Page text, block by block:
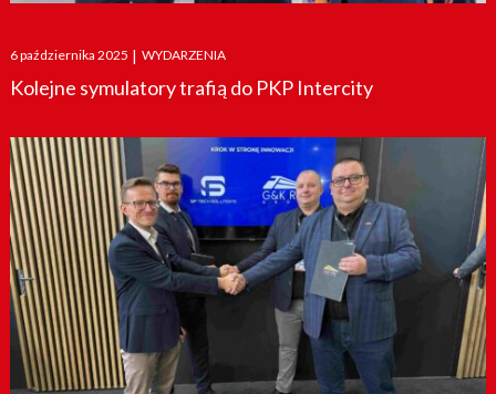
Posted
on
6 października 2025 | WYDARZENIA
Kolejne symulatory trafią do PKP Intercity